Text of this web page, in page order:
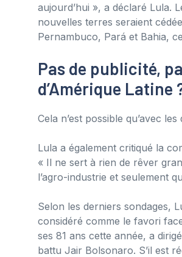
aujourd’hui », a déclaré Lula.
nouvelles terres seraient
Pernambuco, Pará et Bahia,
Pas de publicité,
d’Amérique Latine
Cela n’est possible qu’avec
Lula a également critiqué la
« Il ne sert à rien de rêver
l’agro-industrie et seulement
Selon les derniers sondages,
considéré comme le favori
ses 81 ans cette année, a
battu Jair Bolsonaro. S’il est